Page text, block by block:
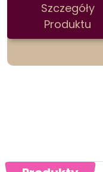
Szczegóły
Produktu